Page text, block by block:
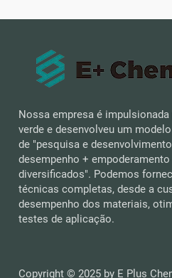
Nossa empresa é
verde e desenvolveu um
de "pesquisa e
desempenho +
diversificados". Podemos
técnicas completas, desde a
desempenho dos materiais,
testes de aplicação.
Copyright © 2025 by E Plus